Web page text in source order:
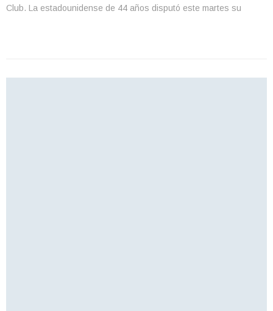
Club. La estadounidense de 44 años disputó este martes su